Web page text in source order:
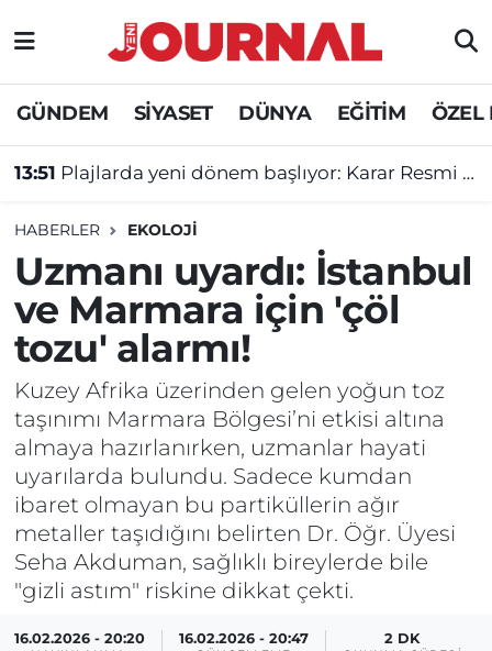
GÜNDEM SİYASET DÜNYA EĞİTİM ÖZEL
13:51 Plajlarda yeni dönem başlıyor: Karar Resmi Gazete'de!
HABERLER EKOLOJİ
Uzmanı uyardı: İstanbul
ve Marmara için 'çöl
tozu' alarmı!
Kuzey Afrika üzerinden gelen yoğun toz
taşınımı Marmara Bölgesi’ni etkisi altına
almaya hazırlanırken, uzmanlar hayati
uyarılarda bulundu. Sadece kumdan
ibaret olmayan bu partiküllerin ağır
metaller taşıdığını belirten Dr. Öğr. Üyesi
Seha Akduman, sağlıklı bireylerde bile
"gizli astım" riskine dikkat çekti.
16.02.2026 - 20:20 16.02.2026 - 20:47 2 DK
GÜNDEM
SİYASET
EĞİTİM
ÖZEL HABER
Nöbetçi Eczaneler
Hava Durumu
Süper Lig Puan Durumu ve Fikstür
Tüm Manşetler
Son Dakika Haberleri
Haber Arşivi